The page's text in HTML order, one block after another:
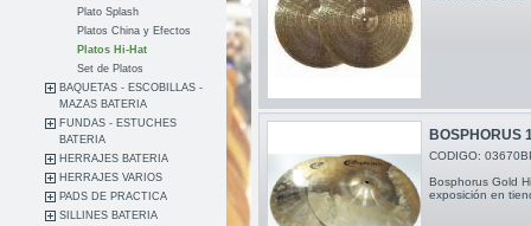
Plato Splash
Platos China y Efectos
Platos Hi-Hat
Set de Platos
BAQUETAS - ESCOBILLAS -
MAZAS BATERIA
FUNDAS - ESTUCHES
BATERIA
HERRAJES BATERIA
HERRAJES VARIOS
PADS DE PRACTICA
SILLINES BATERIA
BOSPHORUS
CODIGO:
Bosphorus Gold
exposición en